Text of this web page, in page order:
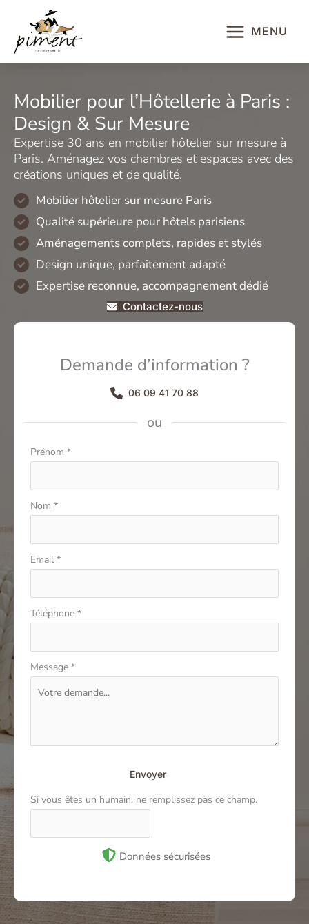
contenu
MENU
Mobilier pour l’Hôtellerie à Paris :
Design & Sur Mesure
Expertise 30 ans en mobilier hôtelier sur mesure à
Paris. Aménagez vos chambres et espaces avec des
créations uniques et de qualité.
Mobilier hôtelier sur mesure Paris
Qualité supérieure pour hôtels parisiens
Aménagements complets, rapides et stylés
Design unique, parfaitement adapté
Expertise reconnue, accompagnement dédié
Contactez-nous
Demande d’information ?
06 09 41 70 88
ou
Formulaire
avec
téléphone
Prénom *
Nom *
Email *
Téléphone *
Message *
Envoyer
Si vous êtes un humain, ne remplissez pas ce champ.
Données sécurisées